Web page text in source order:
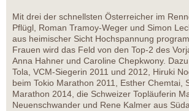
Mit drei der schnellsten Österreicher im
Pflügl, Roman Tramoy-Weger und Simon
aus heimischer Sicht Hochspannung
Frauen wird das Feld von den Top-2 des
Anna Hahner und Caroline Chepkwony.
Tola, VCM-Siegerin 2011 und 2012, Hiruki
beim Tokio Marathon 2011, Esther Chemtai,
Marathon 2014, die Schweizer Topläuferin
Neuenschwander und Rene Kalmer aus